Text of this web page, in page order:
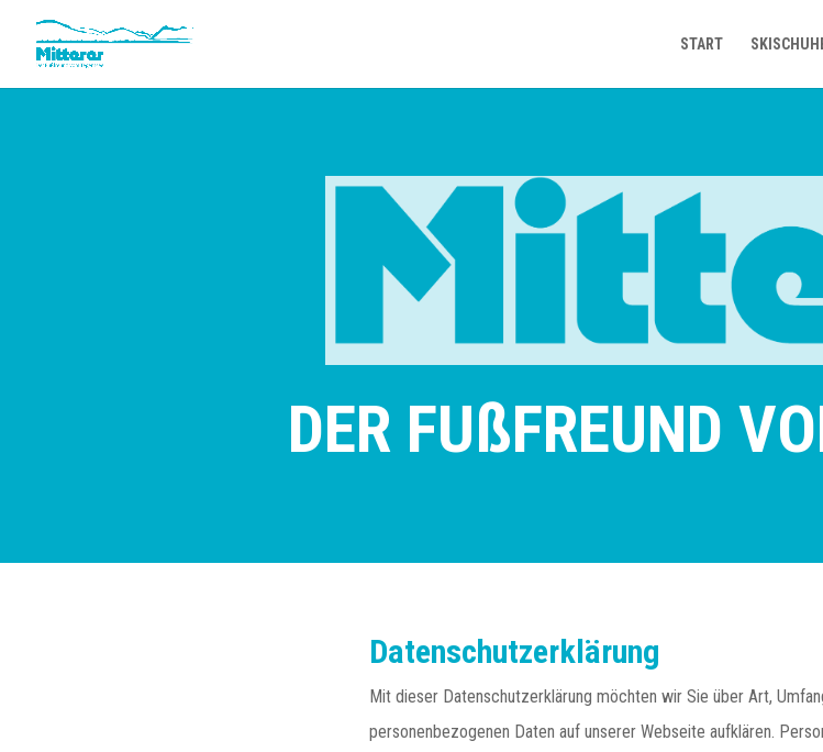
START
DER FUßFREUND
Datenschutzerklärung
Mit dieser Datenschutzerklärung möchten wir Sie über Art,
personenbezogenen Daten auf unserer Webseite aufklären.